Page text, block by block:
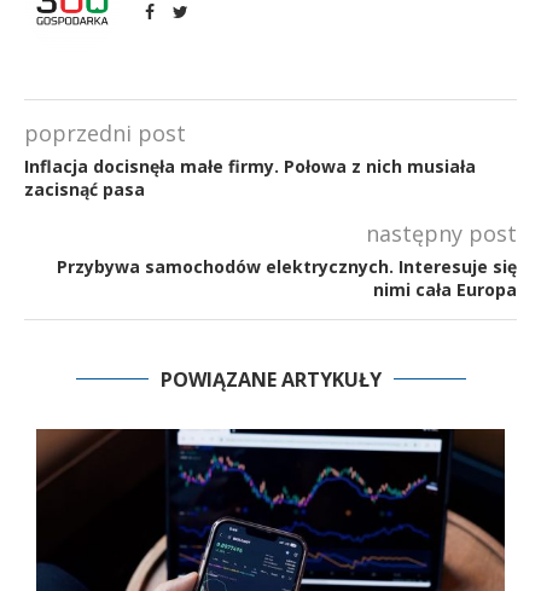
poprzedni post
Inflacja docisnęła małe firmy. Połowa z nich musiała
zacisnąć pasa
następny post
Przybywa samochodów elektrycznych. Interesuje się
nimi cała Europa
POWIĄZANE ARTYKUŁY